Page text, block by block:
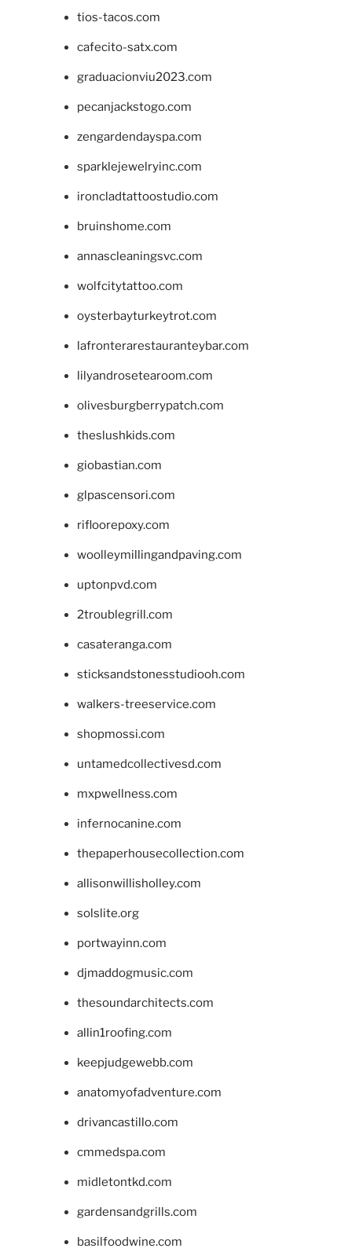
tios-tacos.com
cafecito-satx.com
graduacionviu2023.com
pecanjackstogo.com
zengardendayspa.com
sparklejewelryinc.com
ironcladtattoostudio.com
bruinshome.com
annascleaningsvc.com
wolfcitytattoo.com
oysterbayturkeytrot.com
lafronterarestauranteybar.com
lilyandrosetearoom.com
olivesburgberrypatch.com
theslushkids.com
giobastian.com
glpascensori.com
rifloorepoxy.com
woolleymillingandpaving.com
uptonpvd.com
2troublegrill.com
casateranga.com
sticksandstonesstudiooh.com
walkers-treeservice.com
shopmossi.com
untamedcollectivesd.com
mxpwellness.com
infernocanine.com
thepaperhousecollection.com
allisonwillisholley.com
solslite.org
portwayinn.com
djmaddogmusic.com
thesoundarchitects.com
allin1roofing.com
keepjudgewebb.com
anatomyofadventure.com
drivancastillo.com
cmmedspa.com
midletontkd.com
gardensandgrills.com
basilfoodwine.com